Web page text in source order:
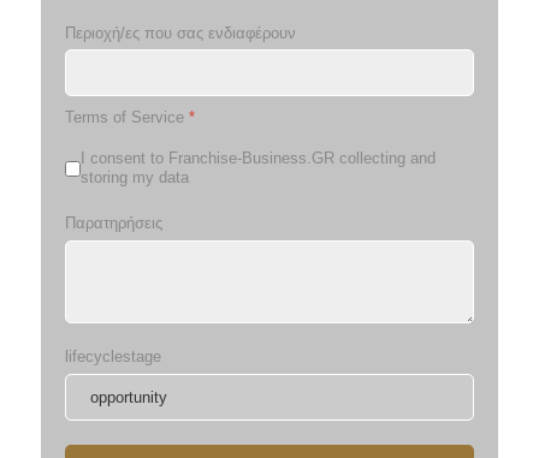
Περιοχή/ες που σας ενδιαφέρουν
Terms of Service *
I consent to Franchise-Business.GR collecting and
storing my data
Παρατηρήσεις
lifecyclestage